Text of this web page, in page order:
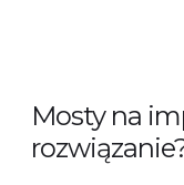
Mosty na